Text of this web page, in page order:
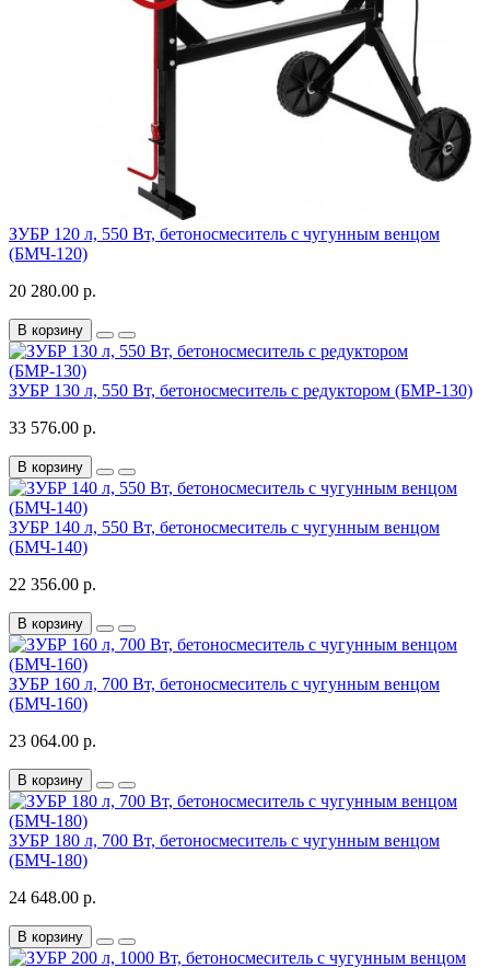
ЗУБР 120 л, 550 Вт, бетоносмеситель с чугунным венцом
(БМЧ-120)
20 280.00 р.
В корзину
ЗУБР 130 л, 550 Вт, бетоносмеситель с редуктором (БМР-130)
33 576.00 р.
В корзину
ЗУБР 140 л, 550 Вт, бетоносмеситель с чугунным венцом
(БМЧ-140)
22 356.00 р.
В корзину
ЗУБР 160 л, 700 Вт, бетоносмеситель с чугунным венцом
(БМЧ-160)
23 064.00 р.
В корзину
ЗУБР 180 л, 700 Вт, бетоносмеситель с чугунным венцом
(БМЧ-180)
24 648.00 р.
В корзину